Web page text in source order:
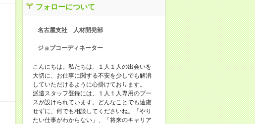
フォローについて
名古屋支社 人材開発部
ジョブコーディネーター
こんにちは。私たちは、１人１人の出会いを
大切に、お仕事に関する不安を少しでも解消
していただけるように心掛けております。
派遣スタッフ登録には、１人１人専用のブー
スが設けられています。どんなことでも遠慮
せずに、何でも相談してくださいね。「やり
たい仕事がわからない」、「将来のキャリア